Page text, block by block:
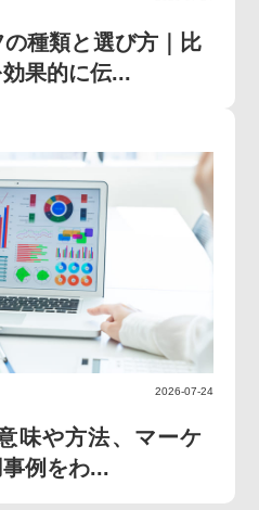
の種類と選び方｜比
果的に伝...
2026-07-24
味や方法、マーケ
例をわ...